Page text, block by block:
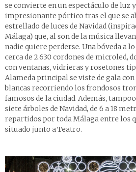
se convierte en un espectáculo de luz
impresionante pórtico tras el que se
estrellado de luces de Navidad
Málaga) que, al son de la música
nadie quiere perderse. Una bóveda a
cerca de 2.630 cordones de microled,
con ventanas, vidrieras y rosetones
Alameda principal se viste de gala
blancas recorriendo los frondosos
famosos de la ciudad. Además,
siete árboles de Navidad, de 6 a 18
repartidos por toda Málaga entre los
situado junto a Teatro.